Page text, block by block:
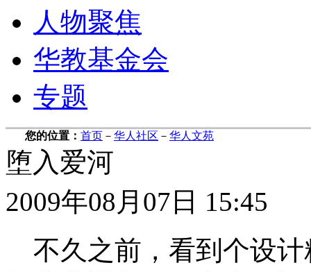
人物聚焦
华教基金会
专题
您的位置： 首页 － 华人社区 － 华人文苑
堕入爱河
2009年08月07日 15:45
不久之前，看到个设计